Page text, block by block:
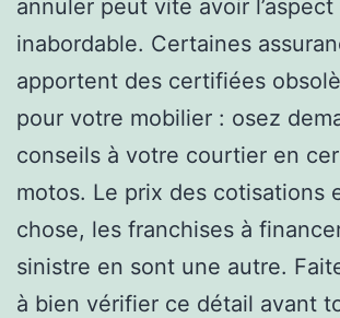
annuler peut vite avoir
inabordable. Certaines
apportent des certifiées
pour votre mobilier : osez
conseils à votre courtier en
motos. Le prix des cotisations
chose, les franchises à
sinistre en sont une autre.
à bien vérifier ce détail avant